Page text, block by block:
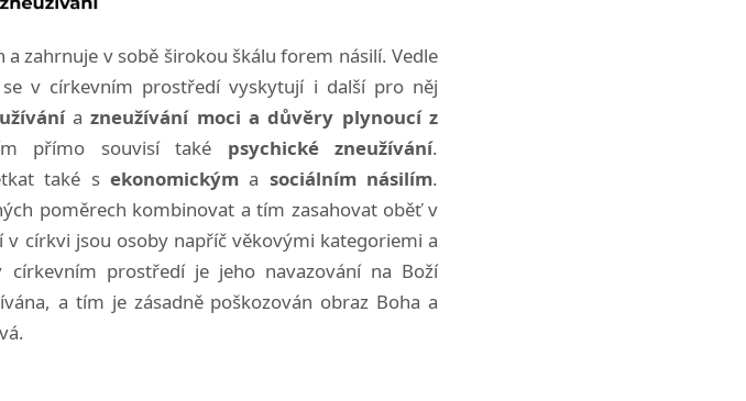
zahrnuje v sobě širokou škálu forem násilí. Vedle
v církevním prostředí vyskytují i další pro něj
azneužívání moci a důvěry plynoucí z
přímo souvisí také psychické zneužívání.
také sekonomickým a sociálním násilím.
poměrech kombinovat a tím zasahovat oběť v
církvi jsou osoby napříč věkovými kategoriemi a
prostředí je jeho navazování na Boží
a tím je zásadně poškozován obraz Boha a